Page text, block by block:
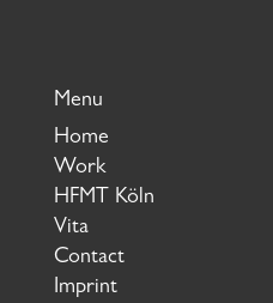
Menu
Home
Work
HFMT Köln
Vita
Contact
Imprint